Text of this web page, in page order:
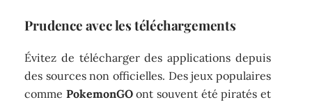
Prudence avec les téléchargements
Évitez de télécharger des applications depuis
des sources non officielles. Des jeux populaires
comme PokemonGOont souvent été piratés et